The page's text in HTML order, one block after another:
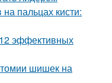
пальцах кисти:
эффективных
шишек на